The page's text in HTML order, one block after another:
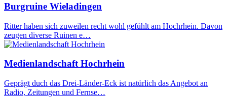
Burgruine Wieladingen
Ritter haben sich zuweilen recht wohl gefühlt am Hochrhein. Davon
zeugen diverse Ruinen e…
Medienlandschaft Hochrhein
Geprägt duch das Drei-Länder-Eck ist natürlich das Angebot an
Radio, Zeitungen und Fernse…